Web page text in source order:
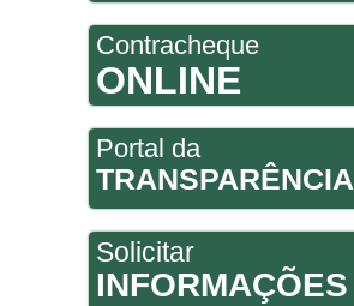
Contracheque
ONLINE
Portal da
TRANSPARÊNCIA
Solicitar
INFORMAÇÕES